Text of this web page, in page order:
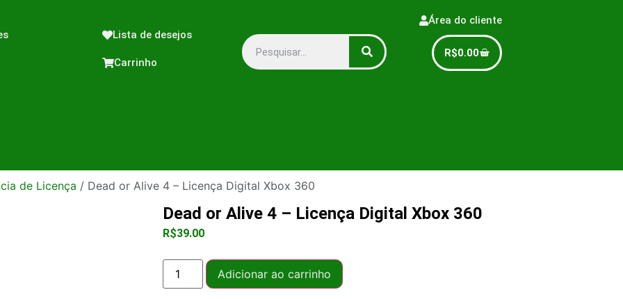
Lista de desejos
Carrinho
Área do cliente
R$0.00
de Licença / Dead or Alive 4 – Licença Digital Xbox 360
Dead or Alive 4 – Licença Digital Xbox 360
R$39.00
Adicionar ao carrinho